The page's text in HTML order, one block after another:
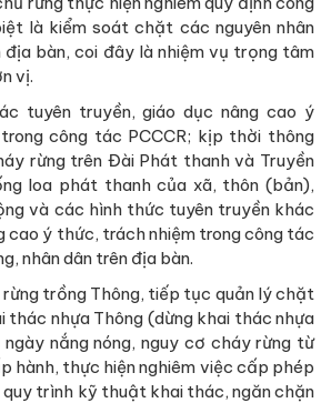
là kiểm soát chặt các nguyên nhân
bàn, coi đây là nhiệm vụ trọng tâm
vị.
tuyên truyền, giáo dục nâng cao ý
công tác PCCCR; kịp thời thông
rừng trên Đài Phát thanh và Truyền
loa phát thanh của xã, thôn (bản),
và các hình thức tuyên truyền khác
cao ý thức, trách nhiệm trong công tác
nhân dân trên địa bàn.
trồng Thông, tiếp tục quản lý chặt
nhựa Thông (dừng khai thác nhựa
ngày nắng nóng, nguy cơ cháy rừng từ
hành, thực hiện nghiêm việc cấp phép
trình kỹ thuật khai thác, ngăn chặn